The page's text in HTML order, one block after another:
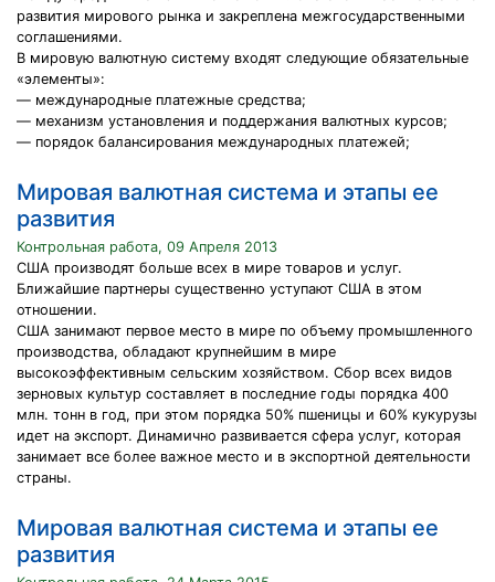
развития мирового рынка и закреплена межгосударственными
соглашениями.
В мировую валютную систему входят следующие обязательные
«элементы»:
— международные платежные средства;
— механизм установления и поддержания валютных курсов;
— порядок балансирования международных платежей;
Мировая валютная система и этапы ее
развития
Контрольная работа, 09 Апреля 2013
США производят больше всех в мире товаров и услуг.
Ближайшие партнеры существенно уступают США в этом
отношении.
США занимают первое место в мире по объему промышленного
производства, обладают крупнейшим в мире
высокоэффективным сельским хозяйством. Сбор всех видов
зерновых культур составляет в последние годы порядка 400
млн. тонн в год, при этом порядка 50% пшеницы и 60% кукурузы
идет на экспорт. Динамично развивается сфера услуг, которая
занимает все более важное место и в экспортной деятельности
страны.
Мировая валютная система и этапы ее
развития